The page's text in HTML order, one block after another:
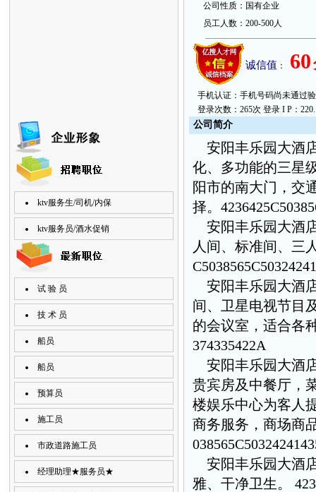
ktv服务生/司机/内保
ktv服务员/酒水促销
试 验 员
技 术 员
船员
船员
预算员
施工员
市政道路施工员
经理助理★服务员★
公司性质： 国有企业
员工人数： 200-500人
诚信值 ： 60
手机认证：手机号码尚未通过
登录次数：265次 登录 I P：
公司简介
安阳丰乐园大酒
化、多功能的三星
阳市的南大门，交
择。
安阳丰乐园大酒
人间、标准间、三
安阳丰乐园大酒
间、卫星电视节目
的会议室，适合各
374335422A
安阳丰乐园大酒
贵宾房及中餐厅，
楼娱乐中心为客人
商务服务，商场商
安阳丰乐园大酒
雅、干净卫生。